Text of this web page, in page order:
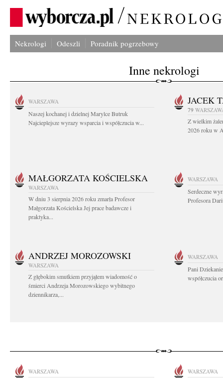
Nekrologi Odeszli Poradnik pogrzebowy
Inne nekrologi
WARSZAWA
Naszej kochanej i dzielnej Marylce Butruk
Najcieplejsze wyrazy wsparcia i współczucia w...
JACEK
79
Z wielkim
2026 roku w
MAŁGORZATA KOŚCIELSKA
WARSZAWA
W dniu 3 sierpnia 2026 roku zmarła Profesor
Małgorzata Kościelska Jej prace badawcze i
praktyka...
WARSZAWA
Serdeczne
Profesora
ANDRZEJ MOROZOWSKI
WARSZAWA
Z głębokim smutkiem przyjąłem wiadomość o
śmierci Andrzeja Morozowskiego wybitnego
dziennikarza,...
WARSZAWA
Pani
współczucia
WARSZAWA WARSZAWA